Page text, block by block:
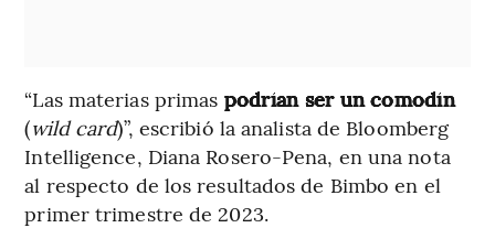
“Las materias primas podrían ser un comodín
(wild card)”, escribió la analista de Bloomberg
Intelligence, Diana Rosero-Pena, en una nota
al respecto de los resultados de Bimbo en el
primer trimestre de 2023.